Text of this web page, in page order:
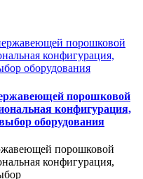
порошковой
конфигурация,
оборудования
порошковой
конфигурация,